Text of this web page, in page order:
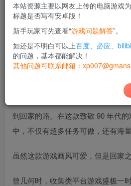
此内容为付费资源，请付费后查看
10
黄金会员免费
“弹珠”和“跳棋”被一场暴风雨卷走
到回家的路。在这款致敬 90 年代
中，不仅有超多任务可做，还有海
虽然这款游戏画风可爱，但是回家
曾几何时，收集类平台游戏盛极一
本站资源主要以网友上传的电脑游戏
标题是否写有安卓版！
新手玩家可先查看“游戏问题解答”。
如还是不明白可以上百度、必应、
的问题，基本都能解决！
其他问题可联系邮箱：